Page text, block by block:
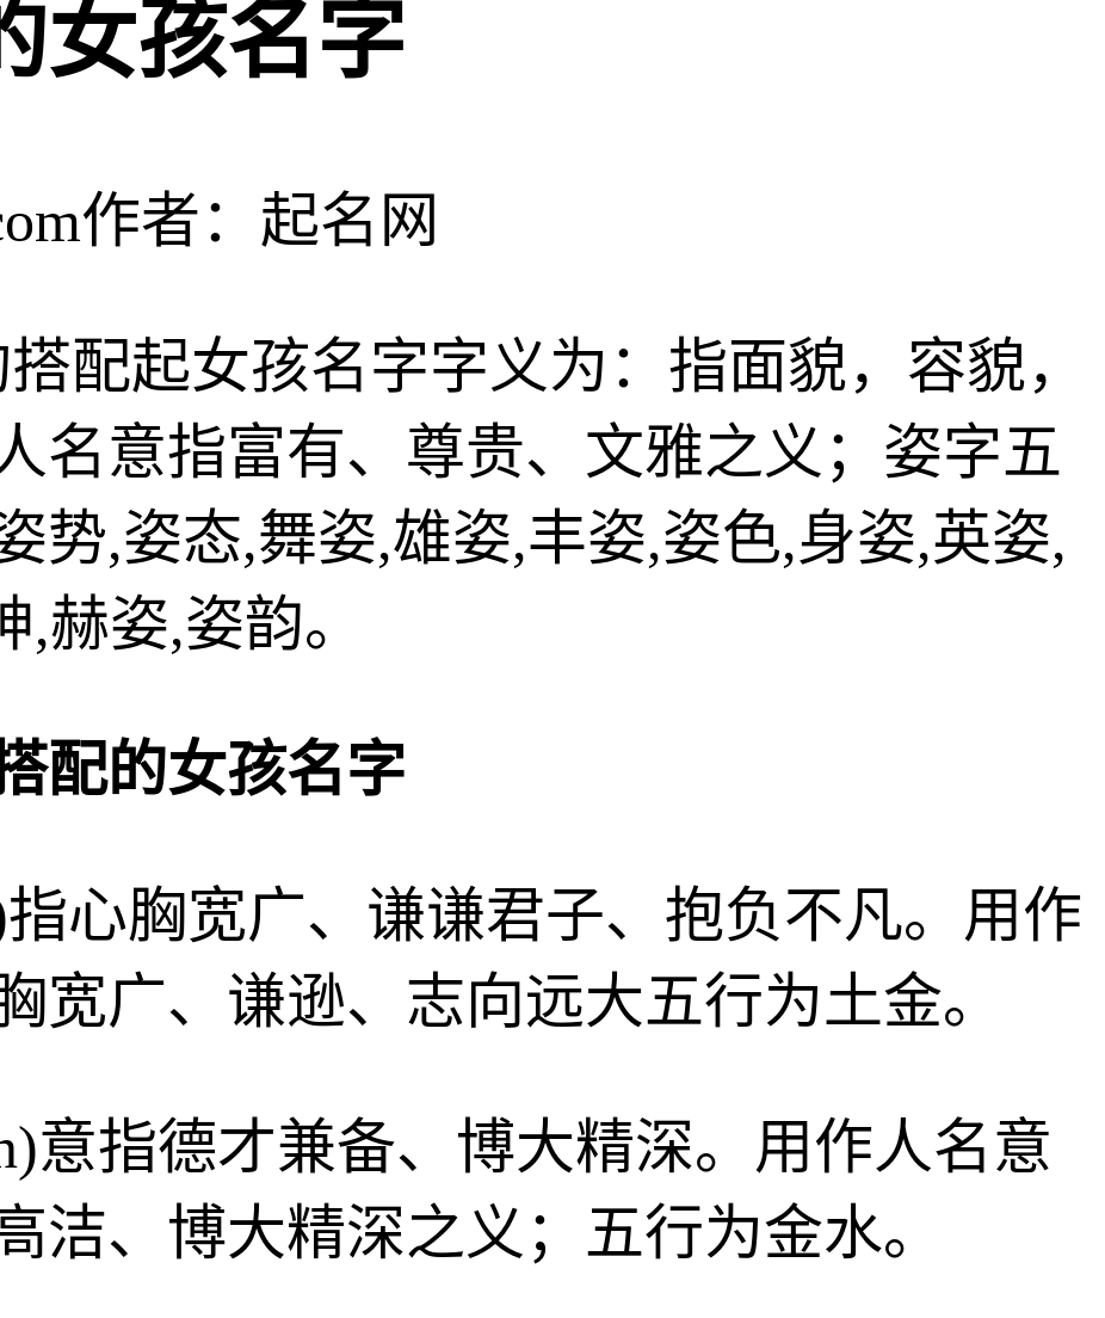
女孩名字
作者：起名网
配起女孩名字字义为：指面貌，容貌，
名意指富有、尊贵、文雅之义；姿字五
势,姿态,舞姿,雄姿,丰姿,姿色,身姿,英姿,
赫姿,姿韵。
配的女孩名字
心胸宽广、谦谦君子、抱负不凡。用作
宽广、谦逊、志向远大五行为土金。
意指德才兼备、博大精深。用作人名意
洁、博大精深之义；五行为金水。